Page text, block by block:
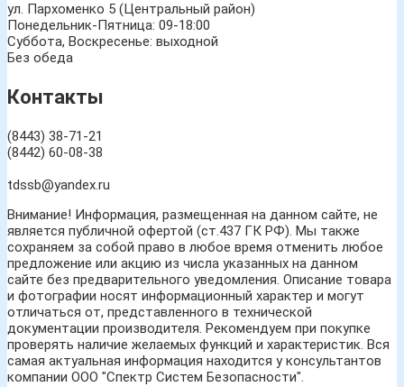
ул. Пархоменко 5 (Центральный район)
Понедельник-Пятница: 09-18:00
Суббота, Воскресенье: выходной
Без обеда
Контакты
(8443) 38-71-21
(8442) 60-08-38
tdssb@yandex.ru
Внимание! Информация, размещенная на данном сайте, не
является публичной офертой (ст.437 ГК РФ). Мы также
сохраняем за собой право в любое время отменить любое
предложение или акцию из числа указанных на данном
сайте без предварительного уведомления. Описание товара
и фотографии носят информационный характер и могут
отличаться от, представленного в технической
документации производителя. Рекомендуем при покупке
проверять наличие желаемых функций и характеристик. Вся
самая актуальная информация находится у консультантов
компании ООО "Спектр Систем Безопасности".